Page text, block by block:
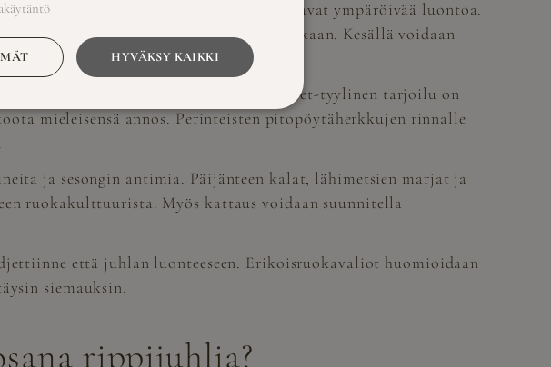
valmistetut herkut, jotka heijastavat ympäröivää luontoa.
luonnonläheiseen juhlapaikkaan. Kesällä voidaan
maut.
luonne että erikoisruokavaliot. Buffet-tyylinen tarjoilu on
mieleisensä annos. Perinteisten pitopöytäherkkujen rinnalle
ja sesongin antimia. Päijänteen kalat, lähimetsien marjat ja
ruokakulttuurista. Myös kattaus voidaan suunnitella
että juhlan luonteeseen. Erikoisruokavaliot huomioidaan
siemauksin.
rippijuhlia?
HYVÄKSY KAIKKI